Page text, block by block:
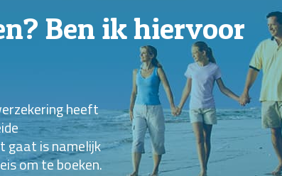
Ben ik hiervoor
heeft
gaat is namelijk
om te boeken.